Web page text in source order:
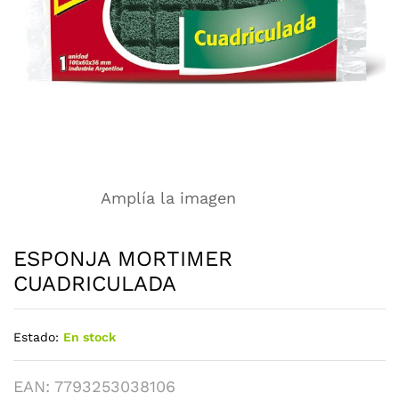
Amplía la imagen
ESPONJA MORTIMER
CUADRICULADA
Estado: En stock
EAN: 7793253038106